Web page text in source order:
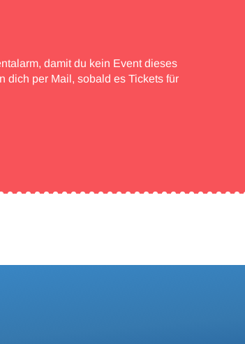
damit du kein Event dieses
dich per Mail, sobald es Tickets für